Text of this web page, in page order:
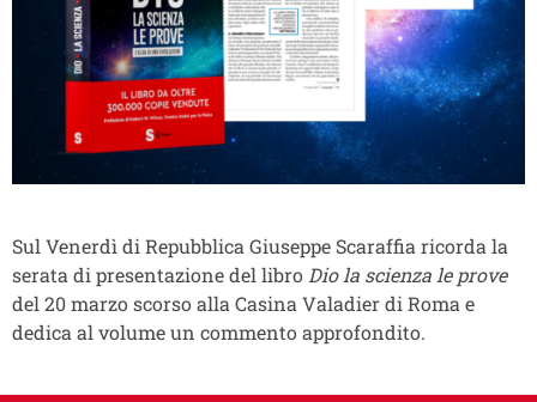
Sul Venerdì di Repubblica Giuseppe Scaraffia ricorda la
serata di presentazione del libro Dio la scienza le prove
del 20 marzo scorso alla Casina Valadier di Roma e
dedica al volume un commento approfondito.